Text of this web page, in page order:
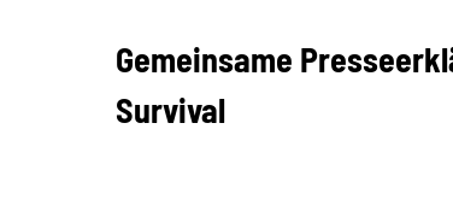
Gemeinsame
Survival